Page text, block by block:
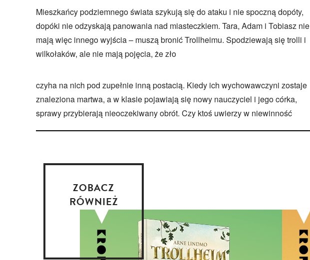
Mieszkańcy podziemnego świata szykują się do ataku i nie spoczną dopóty,
dopóki nie odzyskają panowania nad miasteczkiem. Tara, Adam i Tobiasz nie
mają więc innego wyjścia – muszą bronić Trollheimu. Spodziewają się trolli i
wilkołaków, ale nie mają pojęcia, że zło
czyha na nich pod zupełnie inną postacią. Kiedy ich wychowawczyni zostaje
znaleziona martwa, a w klasie pojawiają się nowy nauczyciel i jego córka,
sprawy przybierają nieoczekiwany obrót. Czy ktoś uwierzy w niewinność
ZOBACZ
RÓWNIEŻ